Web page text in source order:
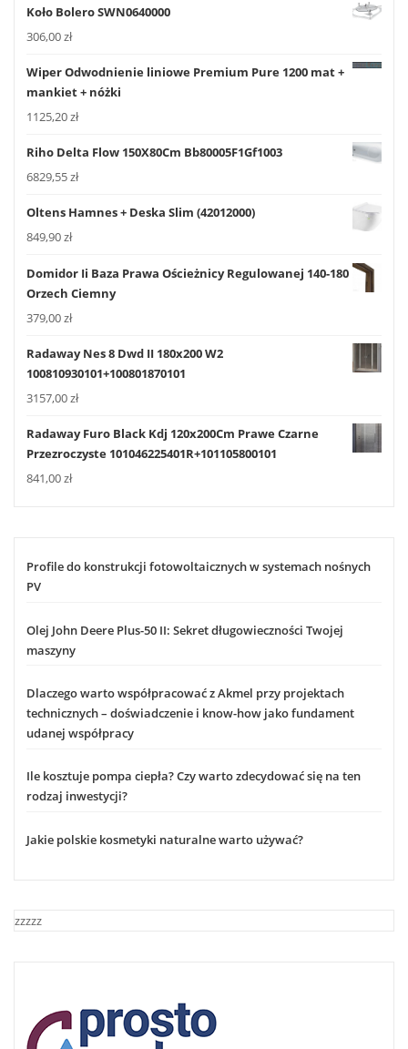
Koło Bolero SWN0640000
306,00zł
Wiper Odwodnienie liniowe Premium Pure 1200 mat +
mankiet + nóżki
1125,20zł
Riho Delta Flow 150X80Cm Bb80005F1Gf1003
6829,55zł
Oltens Hamnes + Deska Slim (42012000)
849,90zł
Domidor Ii Baza Prawa Ościeżnicy Regulowanej 140-180
Orzech Ciemny
379,00zł
Radaway Nes 8 Dwd II 180x200 W2
100810930101+100801870101
3157,00zł
Radaway Furo Black Kdj 120x200Cm Prawe Czarne
Przezroczyste 101046225401R+101105800101
841,00zł
Profile do konstrukcji fotowoltaicznych w systemach nośnych
PV
Olej John Deere Plus-50 II: Sekret długowieczności Twojej
maszyny
Dlaczego warto współpracować z Akmel przy projektach
technicznych – doświadczenie i know-how jako fundament
udanej współpracy
Ile kosztuje pompa ciepła? Czy warto zdecydować się na ten
rodzaj inwestycji?
Jakie polskie kosmetyki naturalne warto używać?
zzzzz